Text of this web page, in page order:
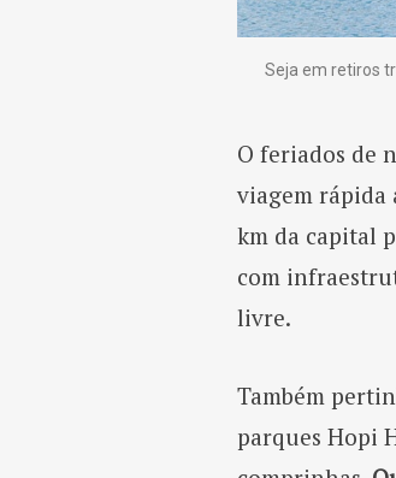
Seja em retiros
O feriados de
viagem rápida
km da capital
com
livre.
Também
parques Hopi